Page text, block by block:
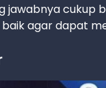
jawabnya cukup
agar dapat